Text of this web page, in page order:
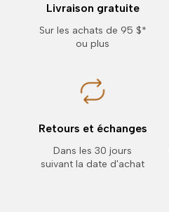
Livraison gratuite
Sur les achats de 95 $*
ou plus
Retours et échanges
Dans les 30 jours
suivant la date d'achat